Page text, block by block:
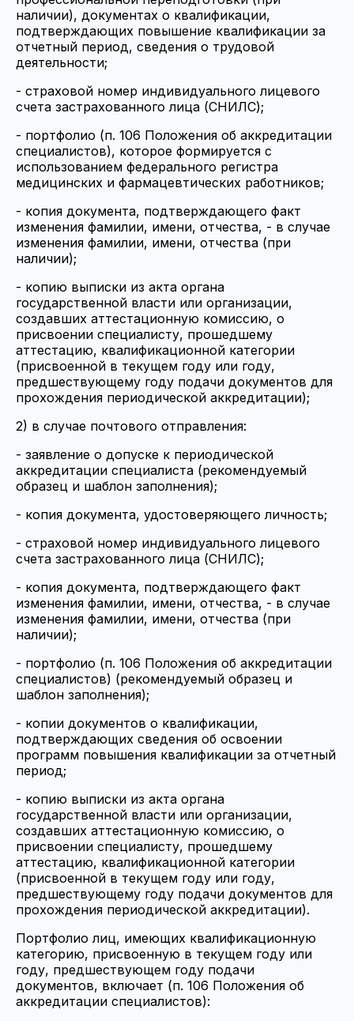
наличии), документах о квалификации,
подтверждающих повышение квалификации за
отчетный период, сведения о трудовой
деятельности;
- страховой номер индивидуального лицевого
счета застрахованного лица (СНИЛС);
- портфолио (п. 106 Положения об аккредитации
специалистов), которое формируется с
использованием федерального регистра
медицинских и фармацевтических работников;
- копия документа, подтверждающего факт
изменения фамилии, имени, отчества, - в случае
изменения фамилии, имени, отчества (при
наличии);
- копию выписки из акта органа
государственной власти или организации,
создавших аттестационную комиссию, о
присвоении специалисту, прошедшему
аттестацию, квалификационной категории
(присвоенной в текущем году или году,
предшествующему году подачи документов для
прохождения периодической аккредитации);
2) в случае почтового отправления:
- заявление о допуске к периодической
аккредитации специалиста (рекомендуемый
образец и шаблон заполнения);
- копия документа, удостоверяющего личность;
- страховой номер индивидуального лицевого
счета застрахованного лица (СНИЛС);
- копия документа, подтверждающего факт
изменения фамилии, имени, отчества, - в случае
изменения фамилии, имени, отчества (при
наличии);
- портфолио (п. 106 Положения об аккредитации
специалистов) (рекомендуемый образец и
шаблон заполнения);
- копии документов о квалификации,
подтверждающих сведения об освоении
программ повышения квалификации за отчетный
период;
- копию выписки из акта органа
государственной власти или организации,
создавших аттестационную комиссию, о
присвоении специалисту, прошедшему
аттестацию, квалификационной категории
(присвоенной в текущем году или году,
предшествующему году подачи документов для
прохождения периодической аккредитации).
Портфолио лиц, имеющих квалификационную
категорию, присвоенную в текущем году или
году, предшествующем году подачи
документов, включает (п. 106 Положения об
аккредитации специалистов):